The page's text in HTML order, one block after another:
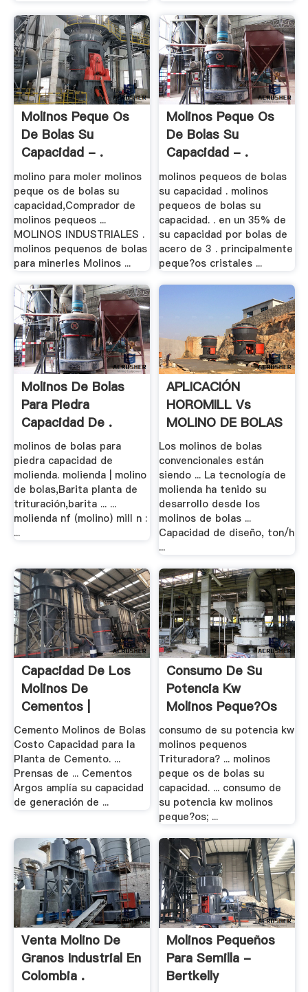
Molinos Peque Os
De Bolas Su
Capacidad - .
molino para moler molinos
peque os de bolas su
capacidad,Comprador de
molinos pequeos ...
MOLINOS INDUSTRIALES .
molinos pequenos de bolas
para minerles Molinos ...
Molinos Peque Os
De Bolas Su
Capacidad - .
molinos pequeos de bolas
su capacidad . molinos
pequeos de bolas su
capacidad. . en un 35% de
su capacidad por bolas de
acero de 3 . principalmente
peque?os cristales ...
Molinos De Bolas
Para Piedra
Capacidad De .
molinos de bolas para
piedra capacidad de
molienda. molienda | molino
de bolas,Barita planta de
trituración,barita ... ...
molienda nf (molino) mill n :
...
APLICACIÓN
HOROMILL Vs
MOLINO DE BOLAS
EN LA .
Los molinos de bolas
convencionales están
siendo ... La tecnología de
molienda ha tenido su
desarrollo desde los
molinos de bolas ...
Capacidad de diseño, ton/h
...
Capacidad De Los
Molinos De
Cementos |
Raymond .
Cemento Molinos de Bolas
Costo Capacidad para la
Planta de Cemento. ...
Prensas de ... Cementos
Argos amplía su capacidad
de generación de ...
Consumo De Su
Potencia Kw
Molinos Peque?os
- .
consumo de su potencia kw
molinos pequenos
Trituradora? ... molinos
peque os de bolas su
capacidad. ... consumo de
su potencia kw molinos
peque?os; ...
Venta Molino De
Granos Industrial En
Colombia .
Molinos Pequeños
Para Semilla -
Bertkelly